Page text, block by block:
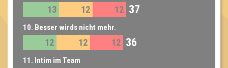
13 12 12 37
10. Besser wirds nicht mehr.
12 12 12 36
11. Intim im Team